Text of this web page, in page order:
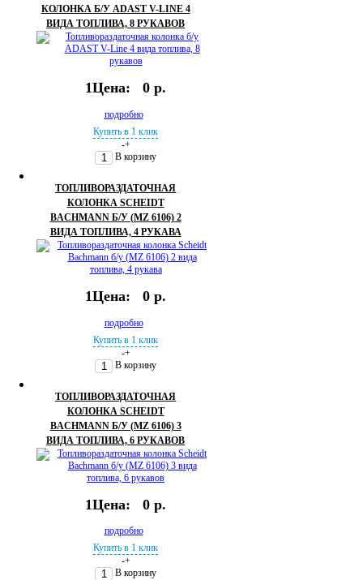
КОЛОНКА Б/У ADAST V-LINE 4
ВИДА ТОПЛИВА, 8 РУКАВОВ
1Цена: 0 р.
подробно
Купить в 1 клик
-+
В корзину
ТОПЛИВОРАЗДАТОЧНАЯ
КОЛОНКА SCHEIDT
BACHMANN Б/У (MZ 6106) 2
ВИДА ТОПЛИВА, 4 РУКАВА
1Цена: 0 р.
подробно
Купить в 1 клик
-+
В корзину
ТОПЛИВОРАЗДАТОЧНАЯ
КОЛОНКА SCHEIDT
BACHMANN Б/У (MZ 6106) 3
ВИДА ТОПЛИВА, 6 РУКАВОВ
1Цена: 0 р.
подробно
Купить в 1 клик
-+
В корзину